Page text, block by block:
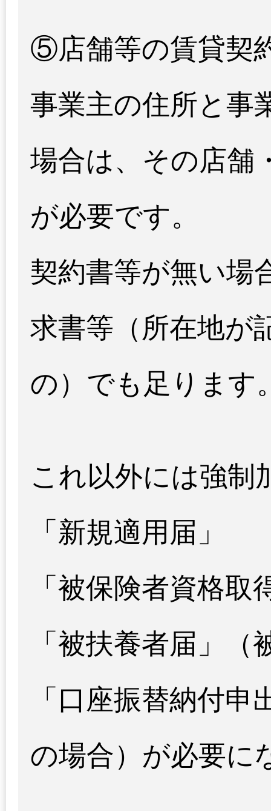
⑤店舗等の賃貸契
事業主の住所と事
場合は、その店舗
が必要です。
契約書等が無い場
求書等（所在地が
の）でも足ります
これ以外には強制
「新規適用届」
「被保険者資格取
「被扶養者届」
「口座振替納付
の場合）が必要に